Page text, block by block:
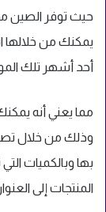
حيث توفر الصين
يمكنك من خلالها
أحد أشهر تلك
مما يعني أنه
وذلك من خلال
بها وبالكميات
المنتجات إلى